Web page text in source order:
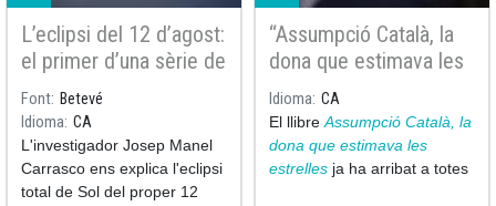
L’eclipsi del 12 d’agost:
el primer d’una sèrie de
tres eclipsis en dos
anys
Font Betevé
Idioma CA
L'investigador Josep Manel
Carrasco ens explica l'eclipsi
total de Sol del proper 12
“Assumpció Català, la
dona que estimava les
estrelles” arriba a totes
les biblioteques de
Catalunya
Idioma CA
El llibreAssumpció Català, la
dona que estimava les
estrelles ja ha arribat a totes